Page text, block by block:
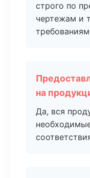
строго по
чертежам и
на
Да, вся